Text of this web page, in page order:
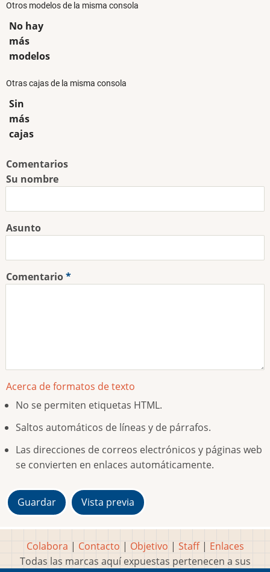
Otros modelos de la misma consola
No hay
más
modelos
Otras cajas de la misma consola
Sin
más
cajas
Comentarios
Su nombre
Asunto
Comentario
Acerca de formatos de texto
No se permiten etiquetas HTML.
Saltos automáticos de líneas y de párrafos.
Las direcciones de correos electrónicos y páginas web
se convierten en enlaces automáticamente.
Colabora | Contacto | Objetivo | Staff| Enlaces
Todas las marcas aquí expuestas pertenecen a sus